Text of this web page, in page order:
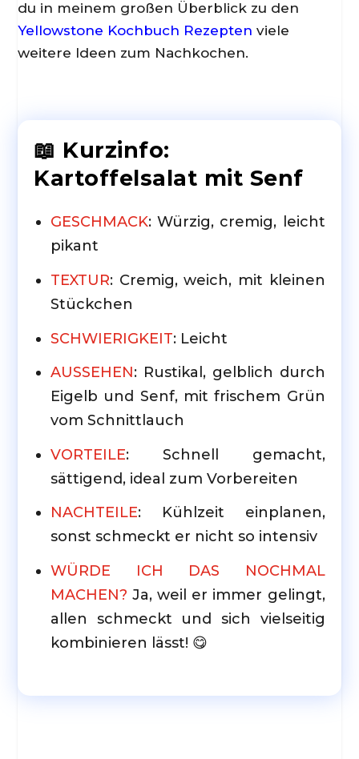
du in meinem großen Überblick zu den
Yellowstone Kochbuch Rezepten viele
weitere Ideen zum Nachkochen.
📖 Kurzinfo:
Kartoffelsalat mit Senf
GESCHMACK: Würzig, cremig, leicht
pikant
TEXTUR: Cremig, weich, mit kleinen
Stückchen
SCHWIERIGKEIT: Leicht
AUSSEHEN: Rustikal, gelblich durch
Eigelb und Senf, mit frischem Grün
vom Schnittlauch
VORTEILE: Schnell gemacht,
sättigend, ideal zum Vorbereiten
NACHTEILE: Kühlzeit einplanen,
sonst schmeckt er nicht so intensiv
WÜRDE ICH DAS NOCHMAL
MACHEN? Ja, weil er immer gelingt,
allen schmeckt und sich vielseitig
kombinieren lässt! 😋